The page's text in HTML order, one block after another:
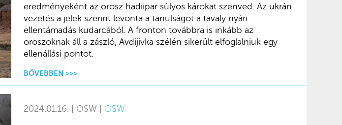
eredményeként az orosz hadiipar súlyos károkat szenved. Az ukrán
vezetés a jelek szerint levonta a tanulságot a tavaly nyári
ellentámadás kudarcából. A fronton továbbra is inkább az
oroszoknak áll a zászló, Avdijivka szélén sikerült elfoglalniuk egy
ellenállási pontot.
BŐVEBBEN >>>
2024.01.16. | OSW | OSW